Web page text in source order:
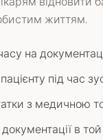
життям.
на
під час
з медичною
в